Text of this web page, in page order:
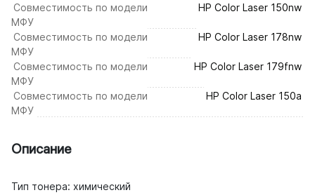
Совместимость по модели
МФУ
HP Color Laser 150nw
Совместимость по модели
МФУ
HP Color Laser 178nw
Совместимость по модели
МФУ
HP Color Laser 179fnw
Совместимость по модели
МФУ
HP Color Laser 150a
Описание
Тип тонера: химический